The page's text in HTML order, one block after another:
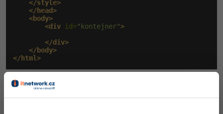
</style>
</head>
<body>
<div id="kontejner">
</div>
</body>
</html>
Výsledek: